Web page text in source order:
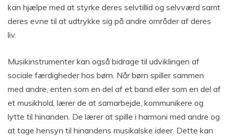
kan hjælpe med at styrke deres selvtillid og selvværd samt
deres evne til at udtrykke sig på andre områder af deres
liv.
Musikinstrumenter kan også bidrage til udviklingen af
sociale færdigheder hos børn. Når børn spiller sammen
med andre, enten som en del af et band eller som en del af
et musikhold, lærer de at samarbejde, kommunikere og
lytte til hinanden. De lærer at spille i harmoni med andre og
at tage hensyn til hinandens musikalske ideer. Dette kan